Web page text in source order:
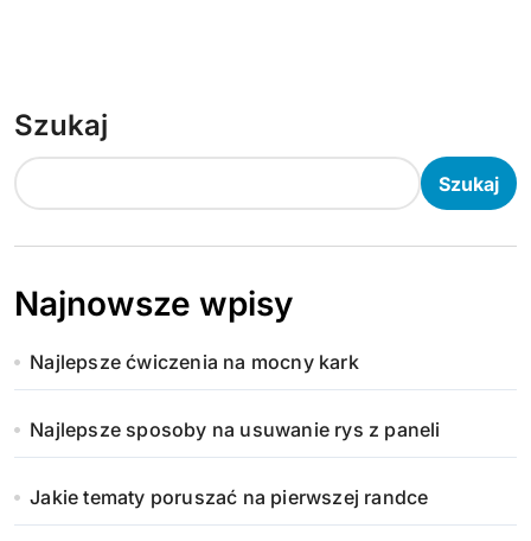
Szukaj
Szukaj
Najnowsze wpisy
Najlepsze ćwiczenia na mocny kark
Najlepsze sposoby na usuwanie rys z paneli
Jakie tematy poruszać na pierwszej randce